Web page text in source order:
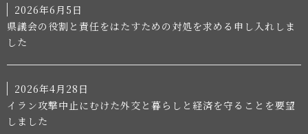
2026年6月5日
県議会の役割と責任をはたすための対処を求める申し入れしま
した
2026年4月28日
イラン攻撃中止にむけた外交と暮らしと経済を守ることを要望
しました